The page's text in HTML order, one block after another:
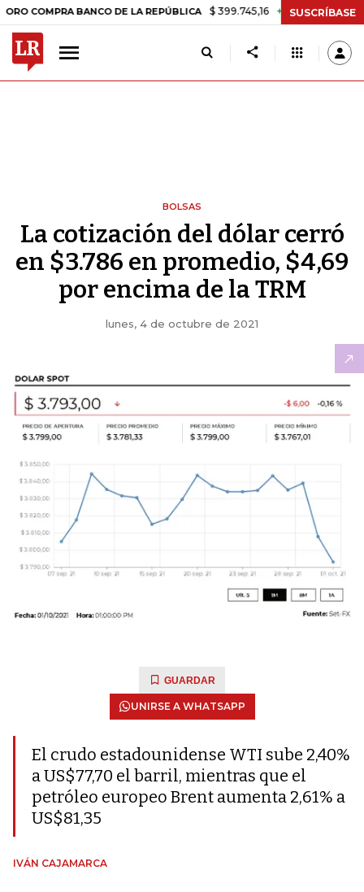
BANCO DE LA REPÚBLICA $ 399.745,16 +$ 2.295,71 +0,58%
SUSCRÍBASE
BOLSAS
La cotización del dólar cerró
en $3.786 en promedio, $4,69
por encima de la TRM
lunes, 4 de octubre de 2021
GUARDAR
UNIRSE A WHATSAPP
El crudo estadounidense WTI sube 2,40%
a US$77,70 el barril, mientras que el
petróleo europeo Brent aumenta 2,61% a
US$81,35
IVÁN CAJAMARCA